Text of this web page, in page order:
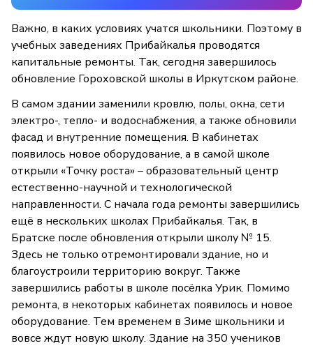
Важно, в каких условиях учатся школьники. Поэтому в
учебных заведениях Прибайкалья проводятся
капитальные ремонты. Так, сегодня завершилось
обновление Гороховской школы в Иркутском районе.
В самом здании заменили кровлю, полы, окна, сети
электро-, тепло- и водоснабжения, а также обновили
фасад и внутренние помещения. В кабинетах
появилось новое оборудование, а в самой школе
открыли «Точку роста» – образовательный центр
естественно-научной и технологической
направленности. С начала года ремонты завершились
ещё в нескольких школах Прибайкалья. Так, в
Братске после обновления открыли школу № 15.
Здесь не только отремонтировали здание, но и
благоустроили территорию вокруг. Также
завершились работы в школе посёлка Урик. Помимо
ремонта, в некоторых кабинетах появилось и новое
оборудование. Тем временем в Зиме школьники и
вовсе ждут новую школу. Здание на 350 учеников